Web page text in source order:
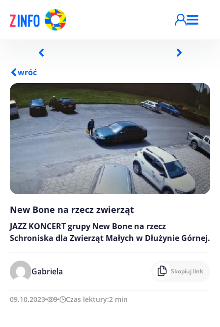
wróć
New Bone na rzecz zwierząt
JAZZ KONCERT grupy New Bone na rzecz
Schroniska dla Zwierząt Małych w Dłużynie Górnej.
Gabriela Skopiuj link
09.10.2023 9 Czas lektury:2 min